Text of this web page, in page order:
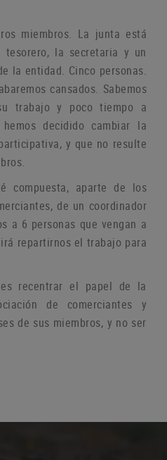
miembros. La junta está
la secretaria y un
la entidad. Cinco personas.
cansados. Sabemos
trabajo y poco tiempo a
decidido cambiar la
y que no resulte
compuesta, aparte de los
de un coordinador
a 6 personas que vengan a
repartirnos el trabajo para
recentrar el papel de la
de comerciantes y
de sus miembros, y no ser